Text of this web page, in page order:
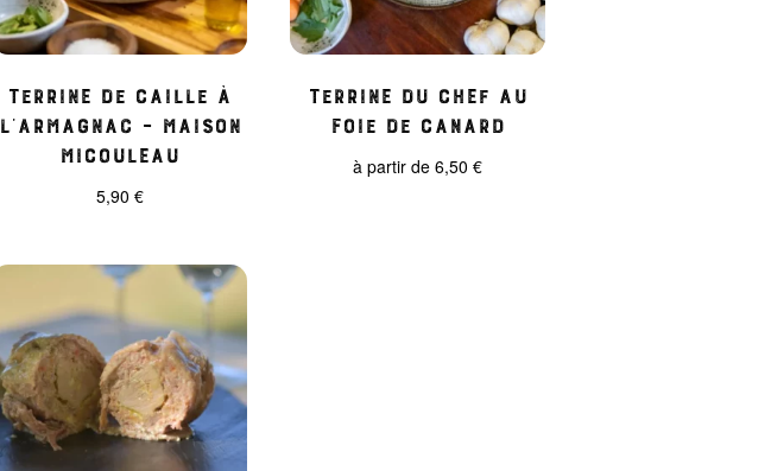
Terrine de caille à
l’Armagnac – Maison
Micouleau
5,90 €
Terrine du Chef au
Foie de Canard
à partir de6,50€